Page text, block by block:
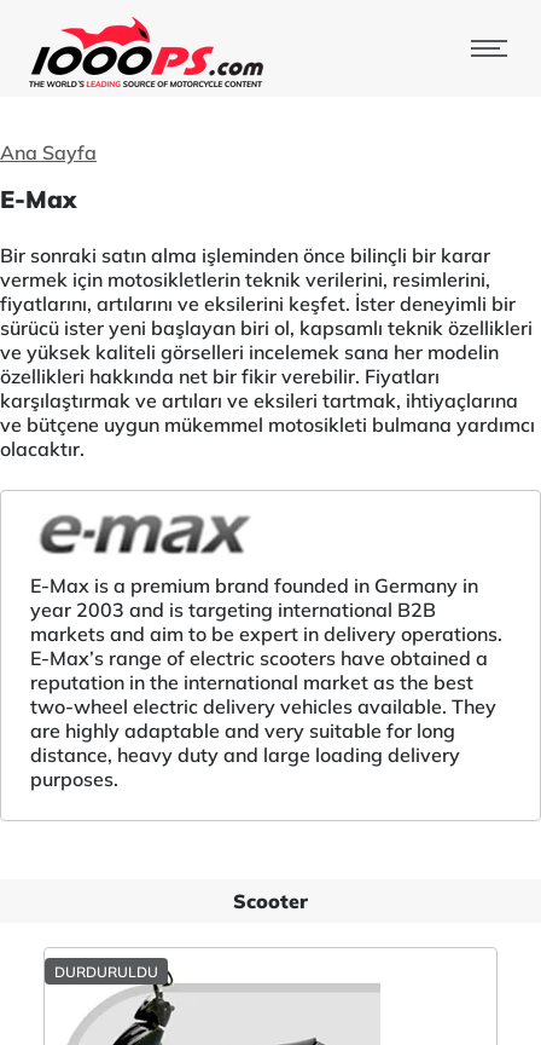
Ana Sayfa
E-Max
Bir sonraki satın alma işleminden önce bilinçli bir karar
vermek için motosikletlerin teknik verilerini, resimlerini,
fiyatlarını, artılarını ve eksilerini keşfet. İster deneyimli bir
sürücü ister yeni başlayan biri ol, kapsamlı teknik özellikleri
ve yüksek kaliteli görselleri incelemek sana her modelin
özellikleri hakkında net bir fikir verebilir. Fiyatları
karşılaştırmak ve artıları ve eksileri tartmak, ihtiyaçlarına
ve bütçene uygun mükemmel motosikleti bulmana yardımcı
olacaktır.
E-Max is a premium brand founded in Germany in
year 2003 and is targeting international B2B
markets and aim to be expert in delivery operations.
E-Max’s range of electric scooters have obtained a
reputation in the international market as the best
two-wheel electric delivery vehicles available. They
are highly adaptable and very suitable for long
distance, heavy duty and large loading delivery
purposes.
Scooter
DURDURULDU